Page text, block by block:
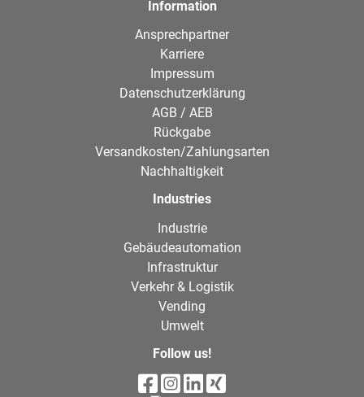
Information
Ansprechpartner
Karriere
Impressum
Datenschutzerklärung
AGB / AEB
Rückgabe
Versandkosten/Zahlungsarten
Nachhaltigkeit
Industries
Industrie
Gebäudeautomation
Infrastruktur
Verkehr & Logistik
Vending
Umwelt
Follow us!